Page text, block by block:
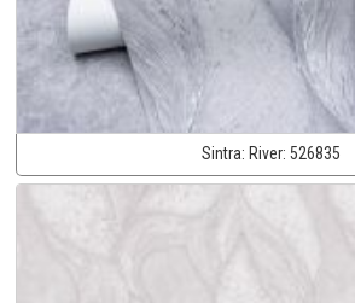
Sintra: River: 526835